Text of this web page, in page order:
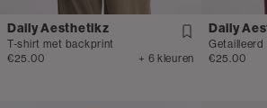
Daily Aesthetikz
T-shirt met backprint
€25.00
+ 6 kleuren
Daily
Getailleerd
€25.00